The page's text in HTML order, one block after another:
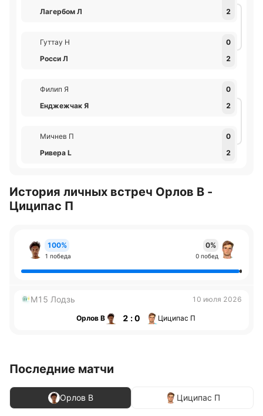
Лагербом Л
2
Гуттау Н
0
Росси Л
2
Филип Я
0
Енджежчак Я
2
Мичнев П
0
Ривера L
2
История личных встреч Орлов В -
Циципас П
100%
1 победа
0%
0 побед
M15 Лодзь 10 июля 2026
Орлов В 2 : 0 Циципас П
Последние матчи
Орлов В Циципас П